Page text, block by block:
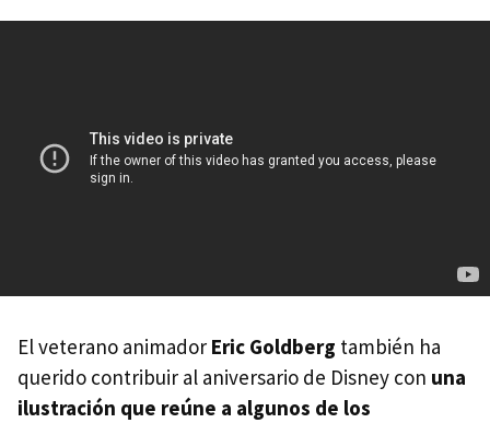
El veterano animador Eric Goldberg también ha
querido contribuir al aniversario de Disney con una
ilustración que reúne a algunos de los